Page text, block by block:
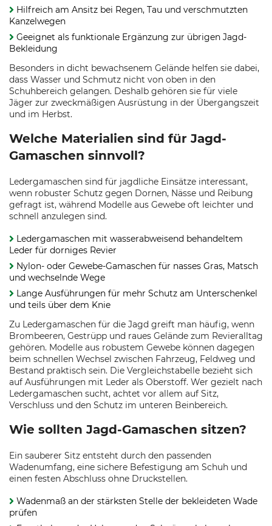
Hilfreich am Ansitz bei Regen, Tau und verschmutzten
Kanzelwegen
Geeignet als funktionale Ergänzung zur übrigen Jagd-
Bekleidung
Besonders in dicht bewachsenem Gelände helfen sie dabei,
dass Wasser und Schmutz nicht von oben in den
Schuhbereich gelangen. Deshalb gehören sie für viele
Jäger zur zweckmäßigen Ausrüstung in der Übergangszeit
und im Herbst.
Welche Materialien sind für Jagd-
Gamaschen sinnvoll?
Ledergamaschen sind für jagdliche Einsätze interessant,
wenn robuster Schutz gegen Dornen, Nässe und Reibung
gefragt ist, während Modelle aus Gewebe oft leichter und
schnell anzulegen sind.
Ledergamaschen mit wasserabweisend behandeltem
Leder für dorniges Revier
Nylon- oder Gewebe-Gamaschen für nasses Gras, Matsch
und wechselnde Wege
Lange Ausführungen für mehr Schutz am Unterschenkel
und teils über dem Knie
Zu Ledergamaschen für die Jagd greift man häufig, wenn
Brombeeren, Gestrüpp und raues Gelände zum Revieralltag
gehören. Modelle aus robustem Gewebe können dagegen
beim schnellen Wechsel zwischen Fahrzeug, Feldweg und
Bestand praktisch sein. Die Vergleichstabelle bezieht sich
auf Ausführungen mit Leder als Oberstoff. Wer gezielt nach
Ledergamaschen sucht, achtet vor allem auf Sitz,
Verschluss und den Schutz im unteren Beinbereich.
Wie sollten Jagd-Gamaschen sitzen?
Ein sauberer Sitz entsteht durch den passenden
Wadenumfang, eine sichere Befestigung am Schuh und
einen festen Abschluss ohne Druckstellen.
Wadenmaß an der stärksten Stelle der bekleideten Wade
prüfen